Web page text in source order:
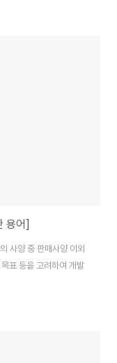
용어]
사양 중 판매사양 이외
표 등을 고려하여 개발